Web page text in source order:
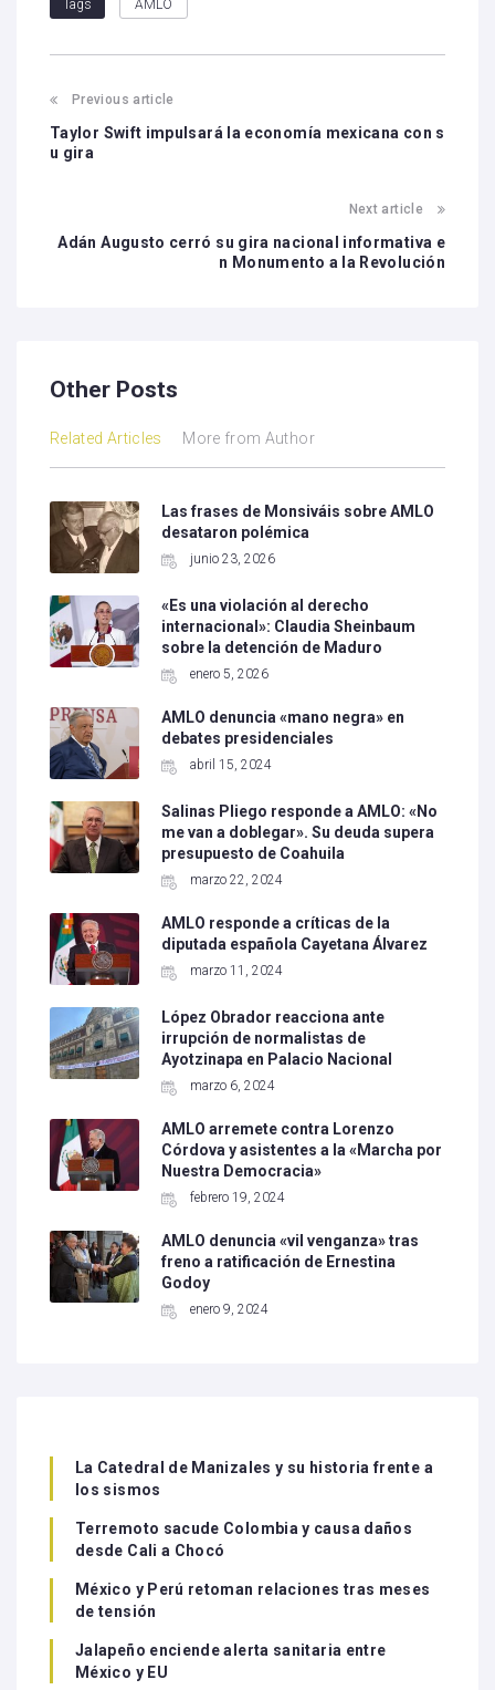
Tags AMLO
Previous article
Taylor Swift impulsará la economía mexicana con s
u gira
Next article
Adán Augusto cerró su gira nacional informativa e
n Monumento a la Revolución
Other Posts
Related Articles More from Author
Las frases de Monsiváis sobre AMLO
desataron polémica
junio 23, 2026
«Es una violación al derecho
internacional»: Claudia Sheinbaum
sobre la detención de Maduro
enero 5, 2026
AMLO denuncia «mano negra» en
debates presidenciales
abril 15, 2024
Salinas Pliego responde a AMLO: «No
me van a doblegar». Su deuda supera
presupuesto de Coahuila
marzo 22, 2024
AMLO responde a críticas de la
diputada española Cayetana Álvarez
marzo 11, 2024
López Obrador reacciona ante
irrupción de normalistas de
Ayotzinapa en Palacio Nacional
marzo 6, 2024
AMLO arremete contra Lorenzo
Córdova y asistentes a la «Marcha por
Nuestra Democracia»
febrero 19, 2024
AMLO denuncia «vil venganza» tras
freno a ratificación de Ernestina
Godoy
enero 9, 2024
La Catedral de Manizales y su historia frente a
los sismos
Terremoto sacude Colombia y causa daños
desde Cali a Chocó
México y Perú retoman relaciones tras meses
de tensión
Jalapeño enciende alerta sanitaria entre
México y EU